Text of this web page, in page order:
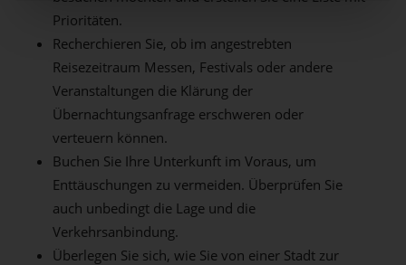
Prioritäten.
Recherchieren Sie, ob im angestrebten
Reisezeitraum Messen, Festivals oder andere
Veranstaltungen die Klärung der
Übernachtungsanfrage erschweren oder
verteuern können.
Buchen Sie Ihre Unterkunft im Voraus, um
Enttäuschungen zu vermeiden. Überprüfen Sie
auch unbedingt die Lage und die
Verkehrsanbindung.
Überlegen Sie sich, wie Sie von einer Stadt zur